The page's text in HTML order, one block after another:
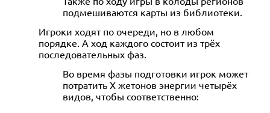
подмешиваются карты из библиотеки.
Игроки ходят по очереди, но в любом
порядке. А ход каждого состоит из трёх
последовательных фаз.
Во время фазы подготовки игрок может
потратить X жетонов энергии четырёх
видов, чтобы соответственно: